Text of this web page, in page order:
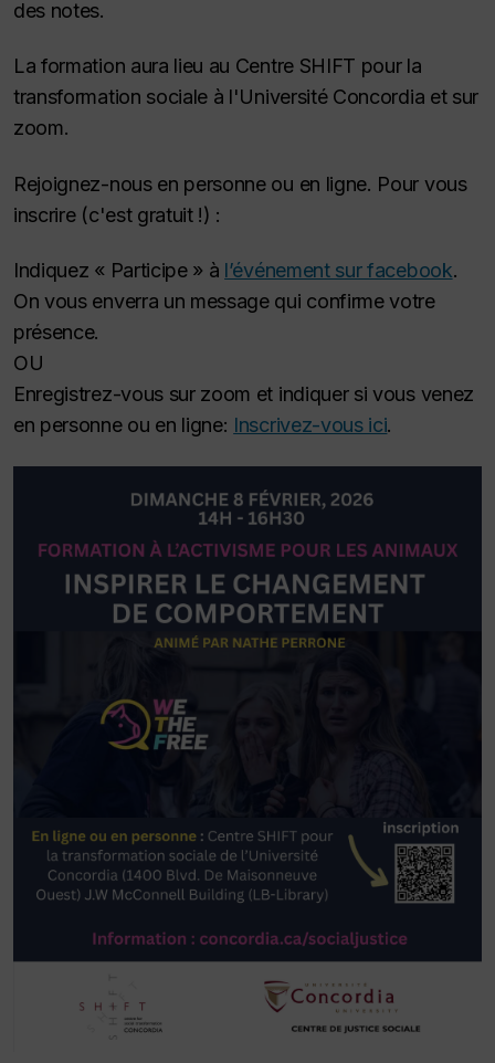
des notes.
La formation aura lieu au Centre SHIFT pour la
transformation sociale à l'Université Concordia et sur
zoom.
Rejoignez-nous en personne ou en ligne. Pour vous
inscrire (c'est gratuit !) :
Indiquez « Participe » à l’événement sur facebook.
On vous enverra un message qui confirme votre
présence.
OU
Enregistrez-vous sur zoom et indiquer si vous venez
en personne ou en ligne: Inscrivez-vous ici.